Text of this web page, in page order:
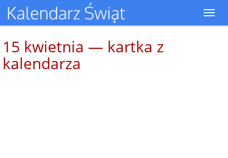
15 kwietnia — kartka z
kalendarza